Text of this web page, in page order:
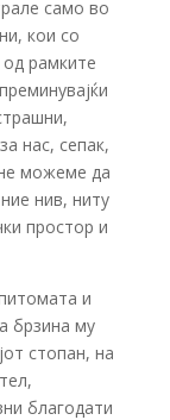
само во
кои со
рамките
нас, сепак,
можеме да
нив, ниту
простор и
и
брзина му
стопан, на
благодати